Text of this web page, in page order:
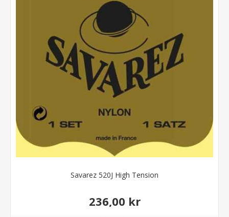
Savarez 520J High Tension
236,00 kr